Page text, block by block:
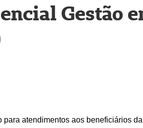
Gestão
para atendimentos aos beneficiários da